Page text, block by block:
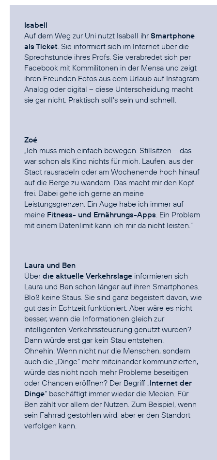
Isabell
Auf dem Weg zur Uni nutzt Isabell ihrSmartphone
als Ticket. Sie informiert sich im Internet über die
Sprechstunde ihres Profs. Sie verabredet sich per
Facebook mit Kommilitonen in der Mensa und zeigt
ihren Freunden Fotos aus dem Urlaub auf Instagram.
Analog oder digital – diese Unterscheidung macht
sie gar nicht. Praktisch soll’s sein und schnell.
Zoé
„Ich muss mich einfach bewegen. Stillsitzen – das
war schon als Kind nichts für mich. Laufen, aus der
Stadt rausradeln oder am Wochenende hoch hinauf
auf die Berge zu wandern. Das macht mir den Kopf
frei. Dabei gehe ich gerne an meine
Leistungsgrenzen. Ein Auge habe ich immer auf
meine Fitness- und Ernährungs-Apps. Ein Problem
mit einem Datenlimit kann ich mir da nicht leisten.“
Laura und Ben
Überdie aktuelle Verkehrslage informieren sich
Laura und Ben schon länger auf ihren Smartphones.
Bloß keine Staus. Sie sind ganz begeistert davon, wie
gut das in Echtzeit funktioniert. Aber wäre es nicht
besser, wenn die Informationen gleich zur
intelligenten Verkehrssteuerung genutzt würden?
Dann würde erst gar kein Stau entstehen.
Ohnehin: Wenn nicht nur die Menschen, sondern
auch die „Dinge“ mehr miteinander kommunizierten,
würde das nicht noch mehr Probleme beseitigen
oder Chancen eröffnen? Der Begriff „Internet der
Dinge“ beschäftigt immer wieder die Medien. Für
Ben zählt vor allem der Nutzen. Zum Beispiel, wenn
sein Fahrrad gestohlen wird, aber er den Standort
verfolgen kann.